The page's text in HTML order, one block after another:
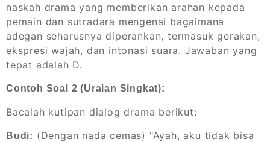
naskah drama yang memberikan arahan kepada
pemain dan sutradara mengenai bagaimana
adegan seharusnya diperankan, termasuk gerakan,
ekspresi wajah, dan intonasi suara. Jawaban yang
tepat adalah D.
Contoh Soal 2 (Uraian Singkat):
Bacalah kutipan dialog drama berikut:
Budi: (Dengan nada cemas) "Ayah, aku tidak bisa